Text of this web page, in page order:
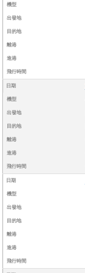
機型
出發地
目的地
離港
進港
飛行時間
日期
機型
出發地
目的地
離港
進港
飛行時間
日期
機型
出發地
目的地
離港
進港
飛行時間